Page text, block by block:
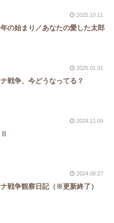
2025.10.11
の始まり／あなたの愛した太郎
2025.01.31
戦争、今どうなってる？
2024.11.09
Ⅱ
2024.08.27
戦争観察日記（※更新終了）